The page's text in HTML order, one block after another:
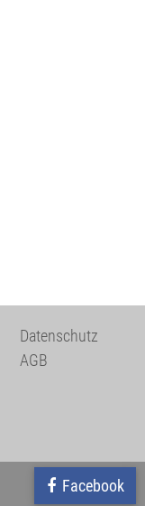
Datenschutz
AGB
Facebook